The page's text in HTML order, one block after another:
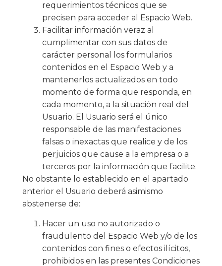
requerimientos técnicos que se
precisen para acceder al Espacio Web.
Facilitar información veraz al
cumplimentar con sus datos de
carácter personal los formularios
contenidos en el Espacio Web y a
mantenerlos actualizados en todo
momento de forma que responda, en
cada momento, a la situación real del
Usuario. El Usuario será el único
responsable de las manifestaciones
falsas o inexactas que realice y de los
perjuicios que cause a la empresa o a
terceros por la información que facilite.
No obstante lo establecido en el apartado
anterior el Usuario deberá asimismo
abstenerse de:
Hacer un uso no autorizado o
fraudulento del Espacio Web y/o de los
contenidos con fines o efectos ilícitos,
prohibidos en las presentes Condiciones